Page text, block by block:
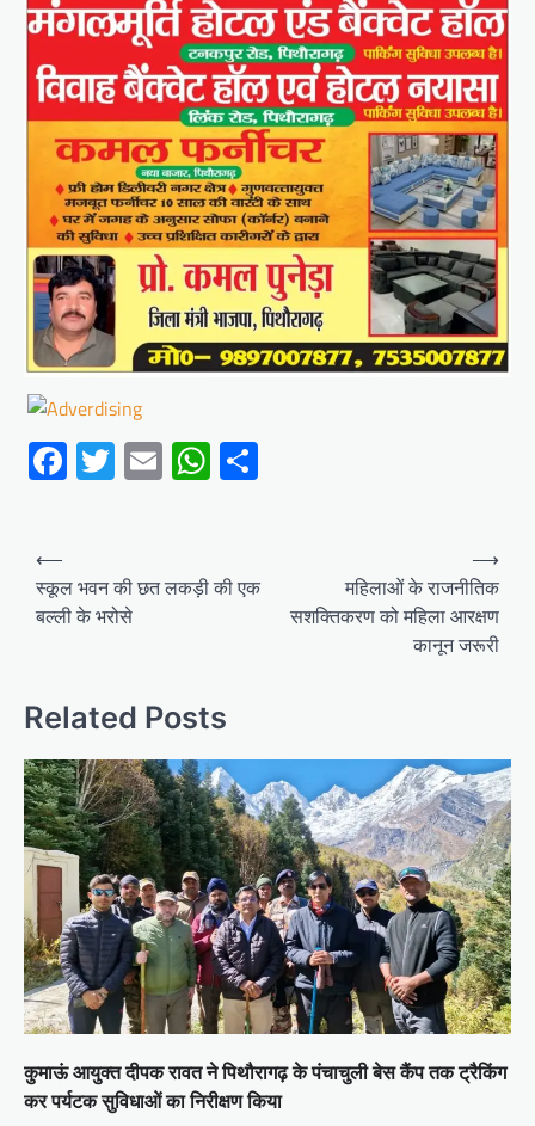
Facebook
Twitter
EmailWhatsApp
Post
navigation
⟵
स्कूल भवन की छत लकड़ी की एक
बल्ली के भरोसे
महिलाओं के राजनीतिक
सशक्तिकरण को महिला आरक्षण
कानून जरूरी
⟶
Related Posts
कुमाऊं आयुक्त दीपक रावत ने पिथौरागढ़ के पंचाचुली बेस कैंप तक ट्रैकिंग
कर पर्यटक सुविधाओं का निरीक्षण किया